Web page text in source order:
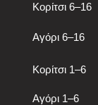
Κορίτσι 6–16
Αγόρι 6–16
Κορίτσι 1–6
Αγόρι 1–6